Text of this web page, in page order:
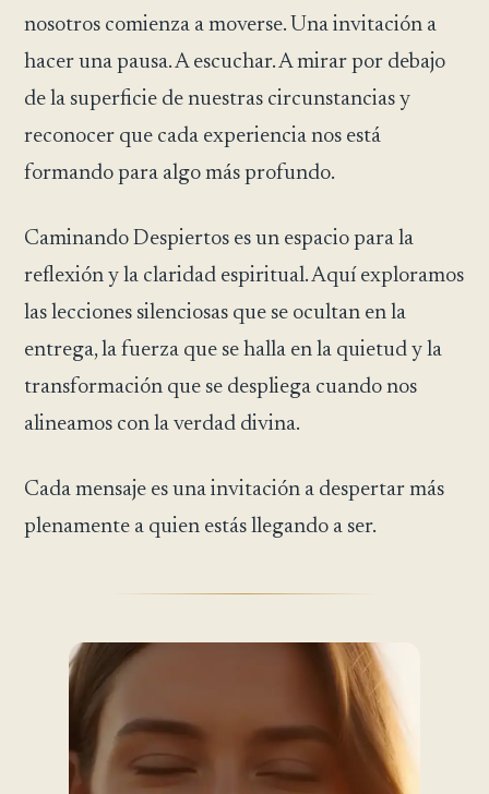
nosotros comienza a moverse. Una invitación a
hacer una pausa. A escuchar. A mirar por debajo
de la superficie de nuestras circunstancias y
reconocer que cada experiencia nos está
formando para algo más profundo.
Caminando Despiertos es un espacio para la
reflexión y la claridad espiritual. Aquí exploramos
las lecciones silenciosas que se ocultan en la
entrega, la fuerza que se halla en la quietud y la
transformación que se despliega cuando nos
alineamos con la verdad divina.
Cada mensaje es una invitación a despertar más
plenamente a quien estás llegando a ser.